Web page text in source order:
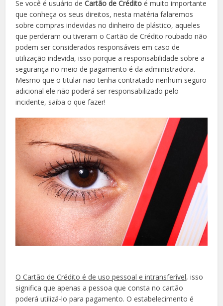
Se você é usuário deCartão de Crédito é muito importante
que conheça os seus direitos, nesta matéria falaremos
sobre compras indevidas no dinheiro de plástico, aqueles
que perderam ou tiveram o Cartão de Crédito roubado não
podem ser considerados responsáveis em caso de
utilização indevida, isso porque a responsabilidade sobre a
segurança no meio de pagamento é da administradora.
Mesmo que o titular não tenha contratado nenhum seguro
adicional ele não poderá ser responsabilizado pelo
incidente, saiba o que fazer!
O Cartão de Crédito é de uso pessoal e intransferível, isso
significa que apenas a pessoa que consta no cartão
poderá utilizá-lo para pagamento. O estabelecimento é